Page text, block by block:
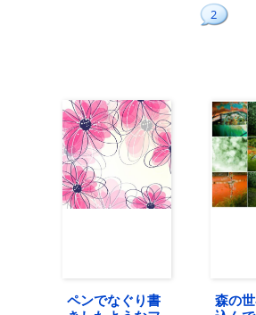
2
ペンでなぐり書
森の